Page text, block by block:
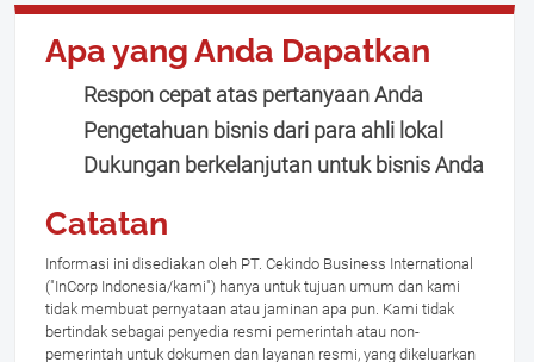
Apa yang Anda Dapatkan
Respon cepat atas pertanyaan Anda
Pengetahuan bisnis dari para ahli lokal
Dukungan berkelanjutan untuk bisnis Anda
Catatan
Informasi ini disediakan oleh PT. Cekindo Business International
("InCorp Indonesia/kami") hanya untuk tujuan umum dan kami
tidak membuat pernyataan atau jaminan apa pun. Kami tidak
bertindak sebagai penyedia resmi pemerintah atau non-
pemerintah untuk dokumen dan layanan resmi, yang dikeluarkan